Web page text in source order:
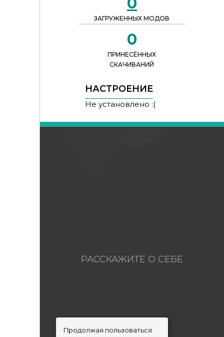
ЗАГРУЖЕННЫХ МОДОВ
0
ПРИНЕСЁННЫХ
СКАЧИВАНИЙ
НАСТРОЕНИЕ
Не установлено :(
РАССКАЖИТЕ О СЕБЕ
Продолжая пользоваться